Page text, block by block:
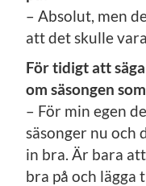
– Absolut, men
att det skulle
För tidigt att
om säsongen
– För min egen
säsonger nu och
in bra. Är bara
bra på och lägga